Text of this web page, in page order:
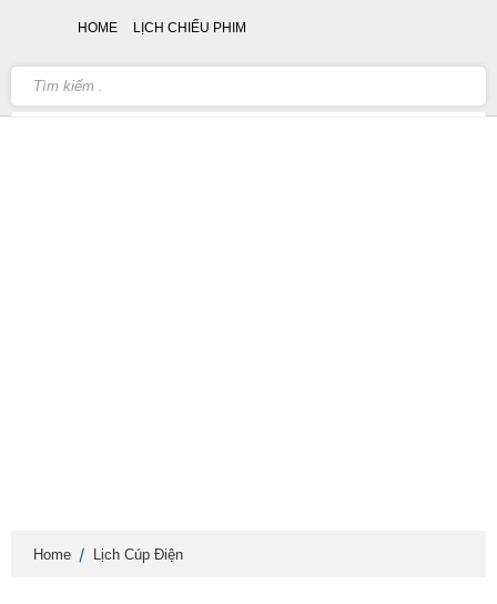
Home Lịch Cúp Điện
HOME LỊCH CHIẾU PHIM